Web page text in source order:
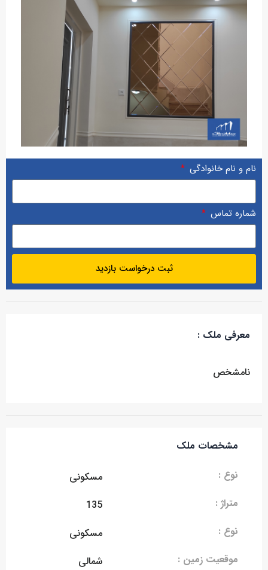
نام و نام خانوادگی
شماره تماس
ثبت درخواست بازدید
معرفی ملک :
نامشخص
مشخصات ملک
نوع :
مسکونی
متراژ :
135
نوع :
مسکونی
موقعیت زمین :
شمالی